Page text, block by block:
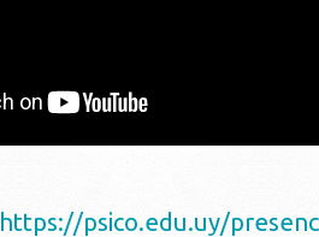
https://psico.edu.uy/